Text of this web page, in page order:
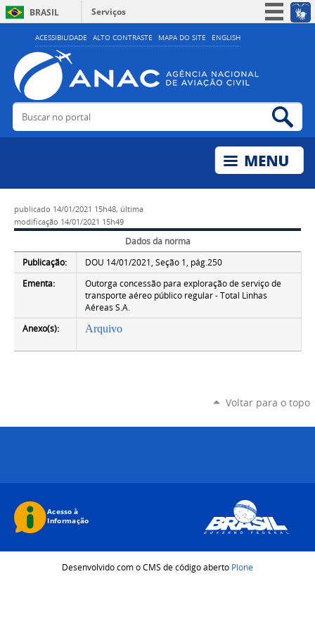
ACESSIBILIDADE ALTO CONTRASTE MAPA DO SITE ENGLISH
BRASIL
Serviços
Simplifique!
Acesso à informação
Legislação
Buscar no portal
publicado 14/01/2021 15h48, última
modificação 14/01/2021 15h49
Dados da norma
Publicação:
DOU 14/01/2021, Seção 1, pág.250
Ementa:
Outorga concessão para exploração de serviço de
transporte aéreo público regular - Total Linhas
Aéreas S.A.
Anexo(s):
Arquivo
Voltar para o topo
Desenvolvido com o CMS de código aberto Plone